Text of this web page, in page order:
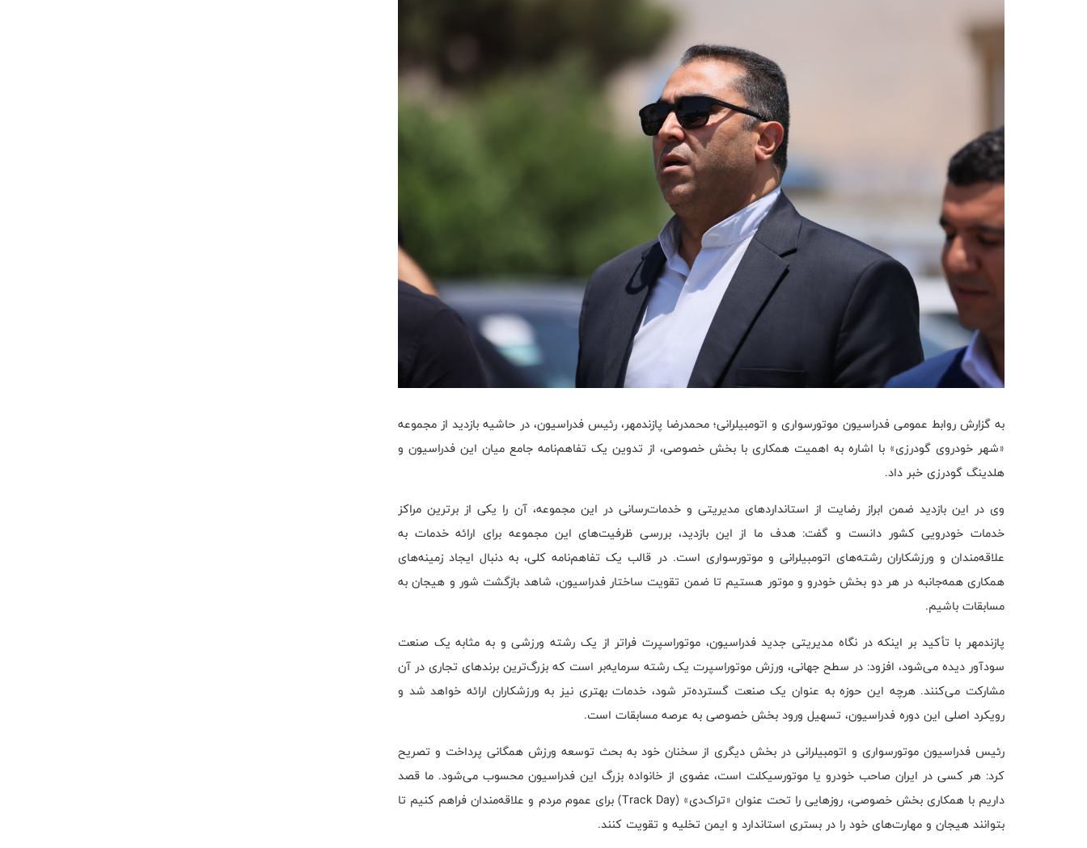
به گزارش روابط عمومی فدراسیون موتورسواری و اتومبیلرانی؛ محمدرضا پازندمهر، رئیس فدراسیون، در حاشیه بازدید از مجموعه
«شهر خودروی گودرزی» با اشاره به اهمیت همکاری با بخش خصوصی، از تدوین یک تفاهم‌نامه جامع میان این فدراسیون و
هلدینگ گودرزی خبر داد.
وی در این بازدید ضمن ابراز رضایت از استانداردهای مدیریتی و خدمات‌رسانی در این مجموعه، آن را یکی از برترین مراکز
خدمات خودرویی کشور دانست و گفت: هدف ما از این بازدید، بررسی ظرفیت‌های این مجموعه برای ارائه خدمات به
علاقه‌مندان و ورزشکاران رشته‌های اتومبیلرانی و موتورسواری است. در قالب یک تفاهم‌نامه کلی، به دنبال ایجاد زمینه‌های
همکاری همه‌جانبه در هر دو بخش خودرو و موتور هستیم تا ضمن تقویت ساختار فدراسیون، شاهد بازگشت شور و هیجان به
مسابقات باشیم.
پازندمهر با تأکید بر اینکه در نگاه مدیریتی جدید فدراسیون، موتوراسپرت فراتر از یک رشته ورزشی و به مثابه یک صنعت
سودآور دیده می‌شود، افزود: در سطح جهانی، ورزش موتوراسپرت یک رشته سرمایه‌بر است که بزرگ‌ترین برندهای تجاری در آن
مشارکت می‌کنند. هرچه این حوزه به عنوان یک صنعت گسترده‌تر شود، خدمات بهتری نیز به ورزشکاران ارائه خواهد شد و
رویکرد اصلی این دوره فدراسیون، تسهیل ورود بخش خصوصی به عرصه مسابقات است.
رئیس فدراسیون موتورسواری و اتومبیلرانی در بخش دیگری از سخنان خود به بحث توسعه ورزش همگانی پرداخت و تصریح
کرد: هر کسی در ایران صاحب خودرو یا موتورسیکلت است، عضوی از خانواده بزرگ این فدراسیون محسوب می‌شود. ما قصد
داریم با همکاری بخش خصوصی، روزهایی را تحت عنوان «تراک‌دی» (Track Day) برای عموم مردم و علاقه‌مندان فراهم کنیم تا
بتوانند هیجان و مهارت‌های خود را در بستری استاندارد و ایمن تخلیه و تقویت کنند.